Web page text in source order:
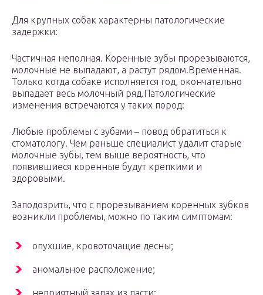
Для крупных собак характерны патологические
задержки:
Частичная неполная. Коренные зубы прорезываются,
молочные не выпадают, а растут рядом.Временная.
Только когда собаке исполняется год, окончательно
выпадает весь молочный ряд.Патологические
изменения встречаются у таких пород:
Любые проблемы с зубами – повод обратиться к
стоматологу. Чем раньше специалист удалит старые
молочные зубы, тем выше вероятность, что
появившиеся коренные будут крепкими и
здоровыми.
Заподозрить, что с прорезыванием коренных зубков
возникли проблемы, можно по таким симптомам:
опухшие, кровоточащие десны;
аномальное расположение;
неприятный запах из пасти;